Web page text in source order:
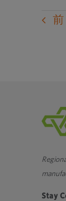
前
Stay